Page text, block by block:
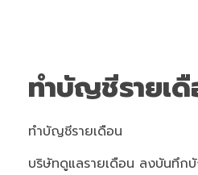
ทำบัญชีรายเ
ทำบัญชีรายเดือน
บริษัทดูแลรายเดือน ลงบันทึ